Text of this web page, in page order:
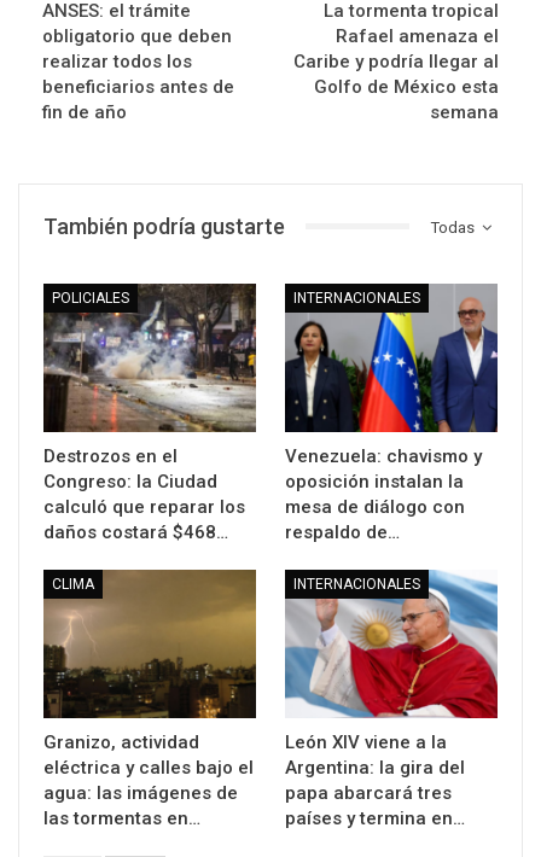
ANSES: el trámite
obligatorio que deben
realizar todos los
beneficiarios antes de
fin de año
La tormenta tropical
Rafael amenaza el
Caribe y podría llegar al
Golfo de México esta
semana
Todas
También podría gustarte
POLICIALES
Destrozos en el
Congreso: la Ciudad
calculó que reparar los
daños costará $468…
INTERNACIONALES
Venezuela: chavismo y
oposición instalan la
mesa de diálogo con
respaldo de…
CLIMA
Granizo, actividad
eléctrica y calles bajo el
agua: las imágenes de
las tormentas en…
INTERNACIONALES
León XIV viene a la
Argentina: la gira del
papa abarcará tres
países y termina en…